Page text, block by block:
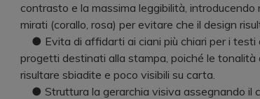
contrasto e la massima leggibilità,
mirati (corallo, rosa) per evitare che il design
● Evita di affidarti ai ciani più chiari per i testi
progetti destinati alla stampa, poiché le
risultare sbiadite e poco visibili su carta.
● Struttura la gerarchia visiva assegnando il